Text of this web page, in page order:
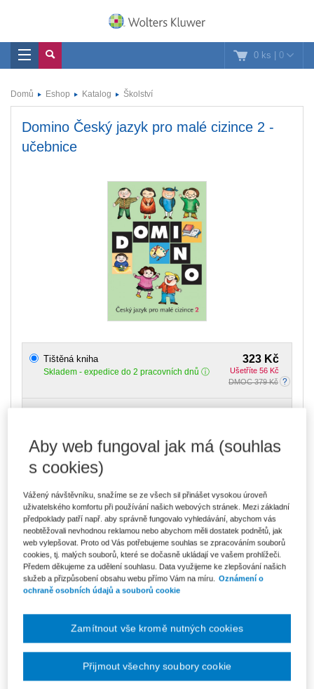
0 ks | 0
Domů Eshop Katalog Školství
Domino Český jazyk pro malé cizince 2 -
učebnice
323 Kč
Ušetříte 56 Kč
DMOC 379 Kč
Tištěná kniha
Skladem - expedice do 2 pracovních dnů
ks Vložit do košíku
Ceny jsou včetně DPH
Ke stažení
obsah.pdf
ukazka.pdf
Svatava Škodová
9/2012
Aby web fungoval jak má (souhlas
s cookies)
Vážený návštěvníku, snažíme se ze všech sil přinášet vysokou úroveň
uživatelského komfortu při používání našich webových stránek. Mezi základní
předpoklady patří např. aby správně fungovalo vyhledávání, abychom vás
neobtěžovali nevhodnou reklamou nebo abychom měli dostatek podnětů, jak
web vylepšovat. Proto od Vás potřebujeme souhlas se zpracováním souborů
cookies, tj. malých souborů, které se dočasně ukládají ve vašem prohlížeči.
Předem děkujeme za udělení souhlasu. Data využijeme ke zlepšování našich
služeb a přizpůsobení obsahu webu přímo Vám na míru.
Oznámení o
ochraně osobních údajů a souborů cookie
Zamítnout vše kromě nutných cookies
Přijmout všechny soubory cookie